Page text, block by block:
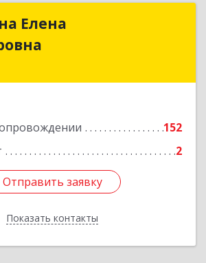
Елена
152
2
Отправить заявку
Показать контакты
ИП Кудрина Елена
Подробнее
Отправить заявку
Назад